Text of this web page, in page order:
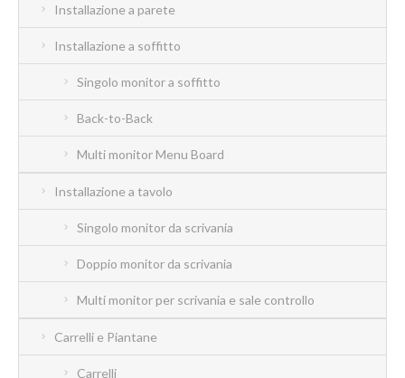
Installazione a parete
Installazione a soffitto
Singolo monitor a soffitto
Back-to-Back
Multi monitor Menu Board
Installazione a tavolo
Singolo monitor da scrivania
Doppio monitor da scrivania
Multi monitor per scrivania e sale controllo
Carrelli e Piantane
Carrelli